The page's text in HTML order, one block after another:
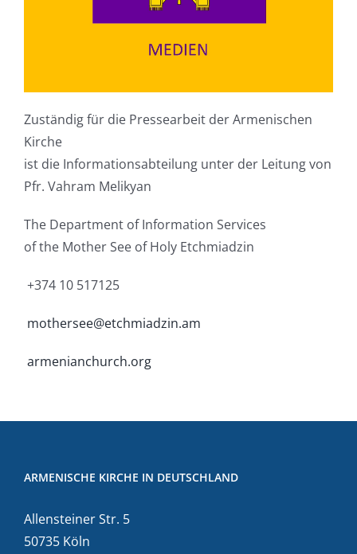
Zuständig für die Pressearbeit der Armenischen
Kirche
ist die Informationsabteilung unter der Leitung von
Pfr. Vahram Melikyan
The Department of Information Services
of the Mother See of Holy Etchmiadzin
+374 10 517125
mothersee@etchmiadzin.am
armenianchurch.org
ARMENISCHE KIRCHE IN DEUTSCHLAND
Allensteiner Str. 5
50735 Köln